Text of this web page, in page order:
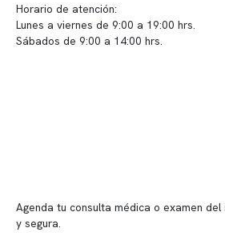
Horario de atención:
Lunes a viernes de 9:00 a 19:00 hrs.
Sábados de 9:00 a 14:00 hrs.
Agenda tu consulta médica o examen
y segura.